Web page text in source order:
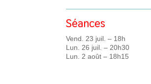
Séances
Vend. 23 juil. – 18h
Lun. 26 juil. – 20h30
Lun. 2 août – 18h15